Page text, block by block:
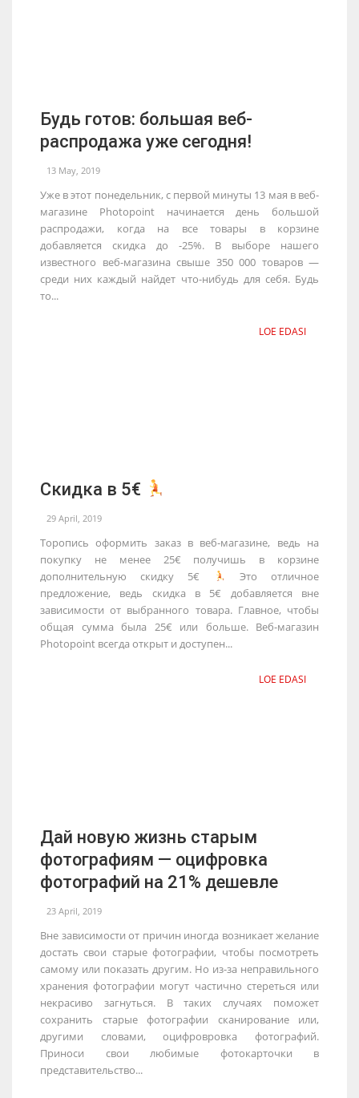
Будь готов: большая веб-
распродажа уже сегодня!
13 May, 2019
Уже в этот понедельник, с первой минуты 13 мая в веб-
магазине Photopoint начинается день большой
распродажи, когда на все товары в корзине
добавляется скидка до -25%. В выборе нашего
известного веб-магазина свыше 350 000 товаров —
среди них каждый найдет что-нибудь для себя. Будь
то...
LOE EDASI
Скидка в 5€
29 April, 2019
Торопись оформить заказ в веб-магазине, ведь на
покупку не менее 25€ получишь в корзине
дополнительную скидку 5€
Это отличное
предложение, ведь скидка в 5€ добавляется вне
зависимости от выбранного товара. Главное, чтобы
общая сумма была 25€ или больше. Веб-магазин
Photopoint всегда открыт и доступен...
LOE EDASI
Дай новую жизнь старым
фотографиям — оцифровка
фотографий на 21% дешевле
23 April, 2019
Вне зависимости от причин иногда возникает желание
достать свои старые фотографии, чтобы посмотреть
самому или показать другим. Но из-за неправильного
хранения фотографии могут частично стереться или
некрасиво загнуться. В таких случаях поможет
сохранить старые фотографии сканирование или,
другими словами, оцифровровка фотографий.
Приноси свои любимые фотокарточки в
представительство...